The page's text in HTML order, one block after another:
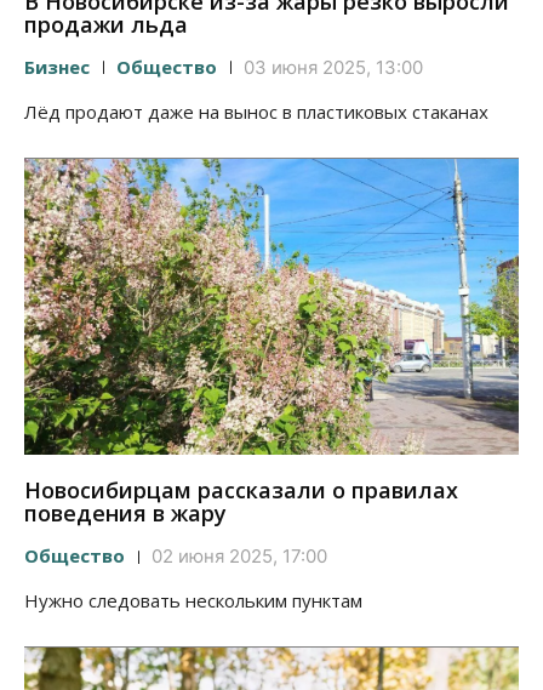
продажи льда
Бизнес Общество 03 июня 2025, 13:00
Лёд продают даже на вынос в пластиковых стаканах
Новосибирцам рассказали о правилах
поведения в жару
Общество 02 июня 2025, 17:00
Нужно следовать нескольким пунктам